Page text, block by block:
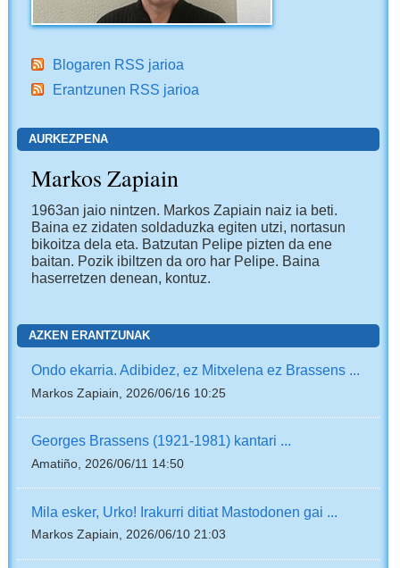
Blogaren RSS jarioa
Erantzunen RSS jarioa
AURKEZPENA
Markos Zapiain
1963an jaio nintzen. Markos Zapiain naiz ia beti.
Baina ez zidaten soldaduzka egiten utzi, nortasun
bikoitza dela eta. Batzutan Pelipe pizten da ene
baitan. Pozik ibiltzen da oro har Pelipe. Baina
haserretzen denean, kontuz.
AZKEN ERANTZUNAK
Ondo ekarria. Adibidez, ez Mitxelena ez Brassens ...
Markos Zapiain, 2026/06/16 10:25
Georges Brassens (1921-1981) kantari ...
Amatiño, 2026/06/11 14:50
Mila esker, Urko! Irakurri ditiat Mastodonen gai ...
Markos Zapiain, 2026/06/10 21:03